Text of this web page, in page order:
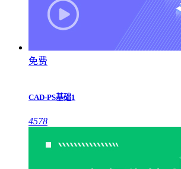
免费
CAD-PS基础1
4578